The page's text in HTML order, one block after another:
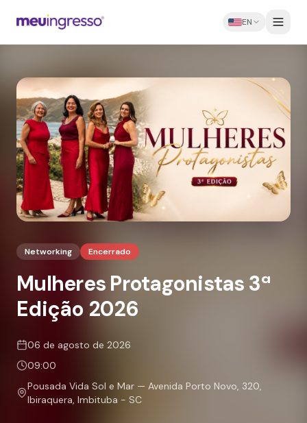
EN
Networking Encerrado
Mulheres Protagonistas 3ª
Edição 2026
06 de agosto de 2026
09:00
Pousada Vida Sol e Mar — Avenida Porto Novo, 320,
Ibiraquera, Imbituba - SC